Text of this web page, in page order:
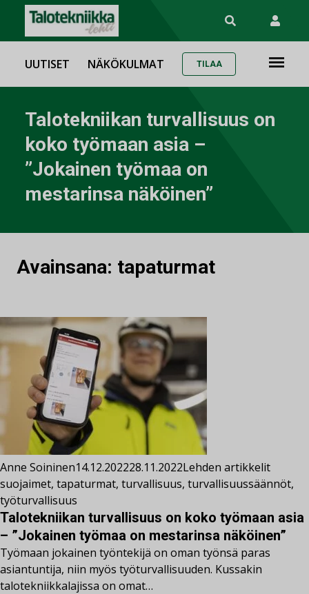
UUTISET NÄKÖKULMAT TILAA
Talotekniikan turvallisuus on
koko työmaan asia –
”Jokainen työmaa on
mestarinsa näköinen”
Avainsana: tapaturmat
Anne Soininen14.12.202228.11.2022Lehden artikkelit
suojaimet, tapaturmat, turvallisuus, turvallisuussäännöt,
työturvallisuus
Talotekniikan turvallisuus on koko työmaan asia
– ”Jokainen työmaa on mestarinsa näköinen”
Työmaan jokainen työntekijä on oman työnsä paras
asiantuntija, niin myös työturvallisuuden. Kussakin
talotekniikkalajissa on omat…